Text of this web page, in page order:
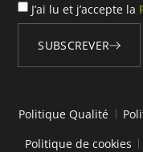
J’ai lu et j’accepte la
SUBSCREVER
Politique Qualité
Politique de cookies